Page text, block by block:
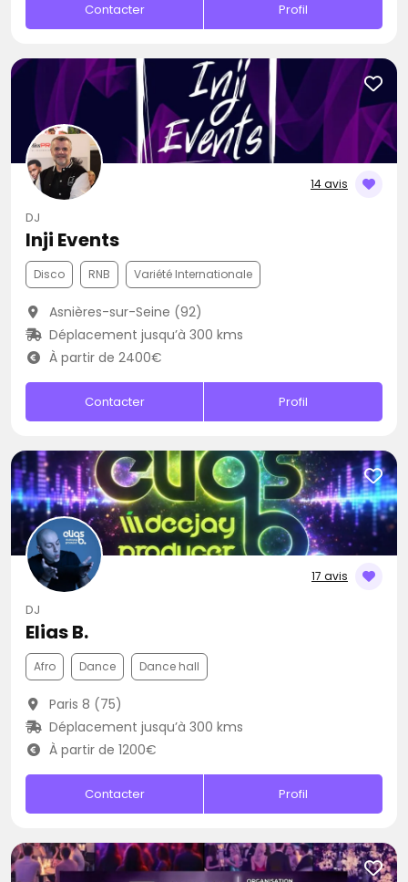
Contacter Profil
14 avis
DJ
Inji Events
Disco RNB Variété Internationale
Asnières-sur-Seine (92)
Déplacement jusqu’à 300 kms
À partir de 2400€
Contacter Profil
17 avis
DJ
Elias B.
Afro Dance Dance hall
Paris 8 (75)
Déplacement jusqu’à 300 kms
À partir de 1200€
Contacter Profil